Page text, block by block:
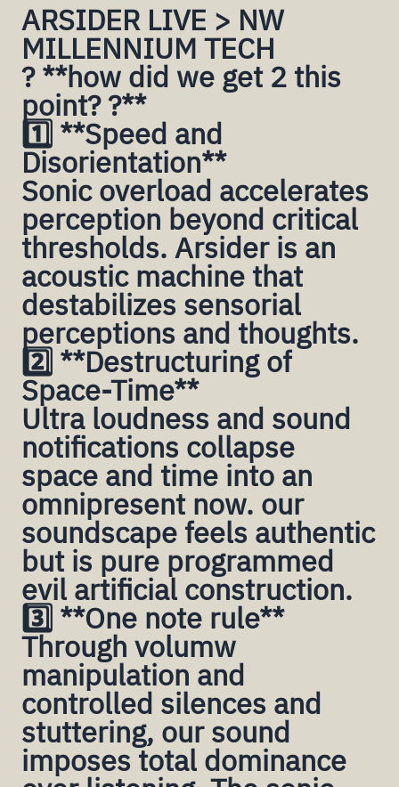
ARSIDER LIVE > NW
MILLENNIUM TECH
? **how did we get 2 this
point? ?**
1️⃣ **Speed and
Disorientation**
Sonic overload accelerates
perception beyond critical
thresholds. Arsider is an
acoustic machine that
destabilizes sensorial
perceptions and thoughts.
2️⃣ **Destructuring of
Space-Time**
Ultra loudness and sound
notifications collapse
space and time into an
omnipresent now. our
soundscape feels authentic
but is pure programmed
evil artificial construction.
3️⃣ **One note rule**
Through volumw
manipulation and
controlled silences and
stuttering, our sound
imposes total dominance